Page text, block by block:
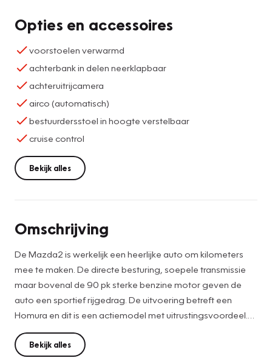
Opties en accessoires
voorstoelen verwarmd
achterbank in delen neerklapbaar
achteruitrijcamera
airco (automatisch)
bestuurdersstoel in hoogte verstelbaar
cruise control
Bekijk alles
Omschrijving
De Mazda2 is werkelijk een heerlijke auto om kilometers
mee te maken. De directe besturing, soepele transmissie
maar bovenal de 90 pk sterke benzine motor geven de
auto een sportief rijgedrag. De uitvoering betreft een
Homura en dit is een actiemodel met uitrustingsvoordeel.
Deze auto maakt zich uniek door de vele extra opties. De
Homura uitvoering zorgt ervoor dat u niets ontbreekt aan
Bekijk alles